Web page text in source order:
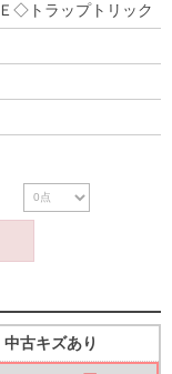
◇トラップトリック
中古キズあり